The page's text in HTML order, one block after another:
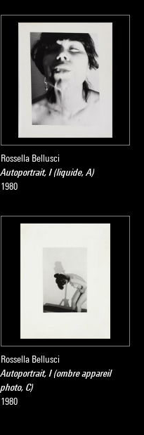
Rossella Bellusci
Autoportrait, I (liquide, A)
1980
Rossella Bellusci
Autoportrait, I (ombre appareil
photo, C)
1980